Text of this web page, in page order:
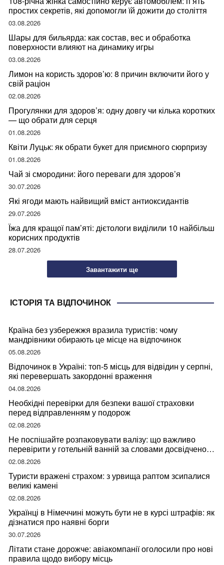
простих секретів, які допомогли їй дожити до століття
03.08.2026
Шары для бильярда: как состав, вес и обработка
поверхности влияют на динамику игры
03.08.2026
Лимон на користь здоров’ю: 8 причин включити його у
свій раціон
02.08.2026
Прогулянки для здоров’я: одну довгу чи кілька коротких
— що обрати для серця
01.08.2026
Квіти Луцьк: як обрати букет для приємного сюрпризу
01.08.2026
Чай зі смородини: його переваги для здоров’я
30.07.2026
Які ягоди мають найвищий вміст антиоксидантів
29.07.2026
Їжа для кращої пам’яті: дієтологи виділили 10 найбільш
корисних продуктів
28.07.2026
Завантажити ще
ІСТОРІЯ ТА ВІДПОЧИНОК
Країна без узбережжя вразила туристів: чому
мандрівники обирають це місце на відпочинок
05.08.2026
Відпочинок в Україні: топ-5 місць для відвідин у серпні,
які перевершать закордонні враження
04.08.2026
Необхідні перевірки для безпеки вашої страховки
перед відправленням у подорож
02.08.2026
Не поспішайте розпаковувати валізу: що важливо
перевірити у готельній ванній за словами досвідченої
мандрівниці
02.08.2026
Туристи вражені страхом: з урвища раптом зсипалися
великі камені
02.08.2026
Українці в Німеччині можуть бути не в курсі штрафів: як
дізнатися про наявні борги
30.07.2026
Літати стане дорожче: авіакомпанії оголосили про нові
правила щодо вибору місць